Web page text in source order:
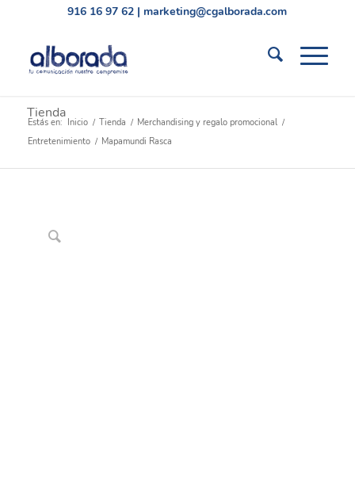
916 16 97 62 | marketing@cgalborada.com
Tienda
Estás en: Inicio / Tienda / Merchandising y regalo promocional /
Entretenimiento / Mapamundi Rasca